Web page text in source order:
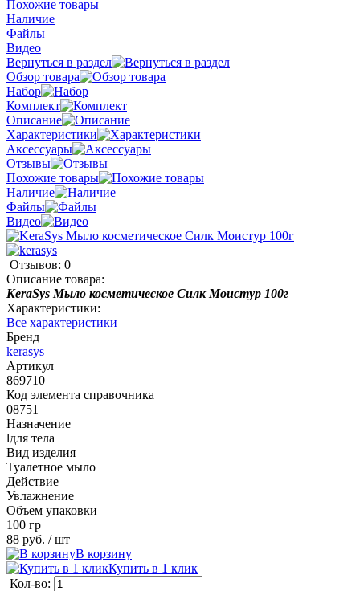
Похожие товары
Наличие
Файлы
Видео
Вернуться в раздел
Обзор товара
Набор
Комплект
Описание
Характеристики
Аксессуары
Отзывы
Похожие товары
Наличие
Файлы
Видео
Отзывов: 0
Описание товара:
KeraSys Мыло косметическое Силк Моистур 100г
Характеристики:
Все характеристики
Бренд
kerasys
Артикул
869710
Код элемента справочника
08751
Назначение
lдля тела
Вид изделия
Туалетное мыло
Действие
Увлажнение
Объем упаковки
100 гр
88 руб. / шт
В корзину
Купить в 1 клик
Кол-во: